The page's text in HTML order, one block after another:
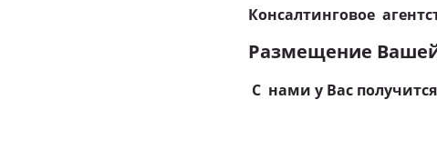
Консалтинговое
Размещение
С нами у Вас